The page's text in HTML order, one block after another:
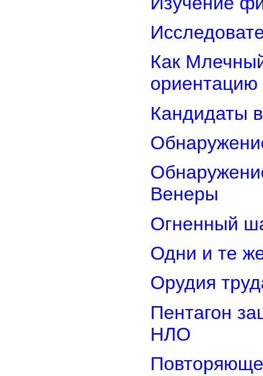
Как
ориентацию
Кандидаты
Венеры
Огненный
Одни и те
Орудия
Пентагон
НЛО